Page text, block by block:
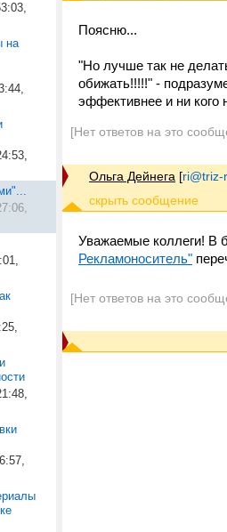
на
Поясню...
"Но лучше так не
обижать!!!!!" -
эффективнее и ни кого
[Нет ответов на это
Ольга Дейнега [ri@triz-
Уважаемые коллеги! В
Рекламоноситель"
[Нет ответов на это